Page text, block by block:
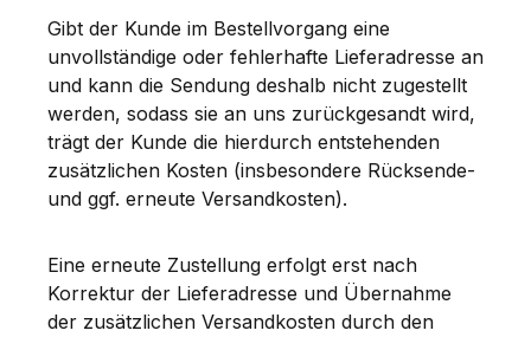
Gibt der Kunde im Bestellvorgang eine
unvollständige oder fehlerhafte Lieferadresse an
und kann die Sendung deshalb nicht zugestellt
werden, sodass sie an uns zurückgesandt wird,
trägt der Kunde die hierdurch entstehenden
zusätzlichen Kosten (insbesondere Rücksende-
und ggf. erneute Versandkosten).
Eine erneute Zustellung erfolgt erst nach
Korrektur der Lieferadresse und Übernahme
der zusätzlichen Versandkosten durch den